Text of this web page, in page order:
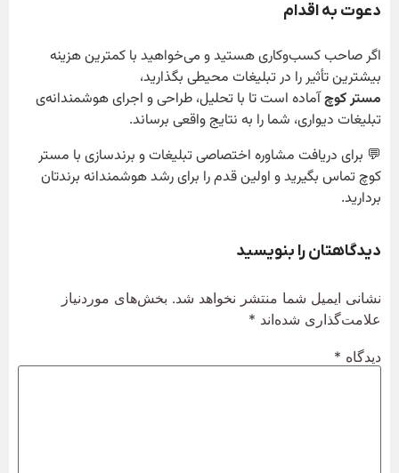
دعوت به اقدام
اگر صاحب کسب‌وکاری هستید و می‌خواهید با کمترین هزینه
بیشترین تأثیر را در تبلیغات محیطی بگذارید،
مستر کوچآماده است تا با تحلیل، طراحی و اجرای هوشمندانه‌ی
تبلیغات دیواری، شما را به نتایج واقعی برساند.
💬 برای دریافت مشاوره اختصاصی تبلیغات و برندسازی با مستر
کوچ تماس بگیرید و اولین قدم را برای رشد هوشمندانه برندتان
بردارید.
دیدگاهتان را بنویسید
نشانی ایمیل شما منتشر نخواهد شد. بخش‌های موردنیاز
علامت‌گذاری شده‌اند *
دیدگاه *